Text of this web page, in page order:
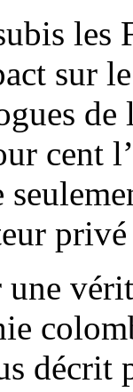
les
sur
cent
une
décrit